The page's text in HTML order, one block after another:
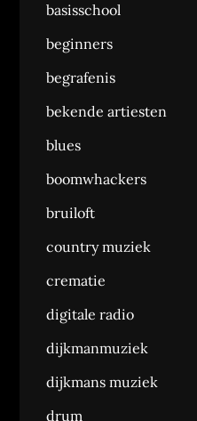
basisschool
beginners
begrafenis
bekende artiesten
blues
boomwhackers
bruiloft
country muziek
crematie
digitale radio
dijkmanmuziek
dijkmans muziek
drum